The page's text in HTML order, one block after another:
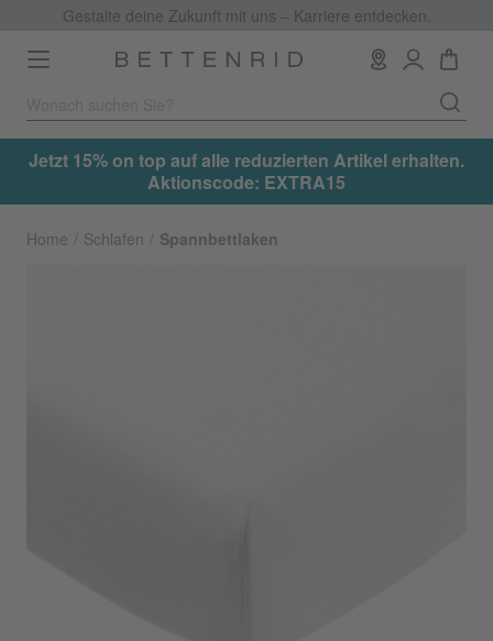
Gestalte deine Zukunft mit uns – Karriere entdecken.
Toggle
navigation
Jetzt 15% on top auf alle reduzierten Artikel erhalten.
Aktionscode: EXTRA15
Home Schlafen Spannbettlaken